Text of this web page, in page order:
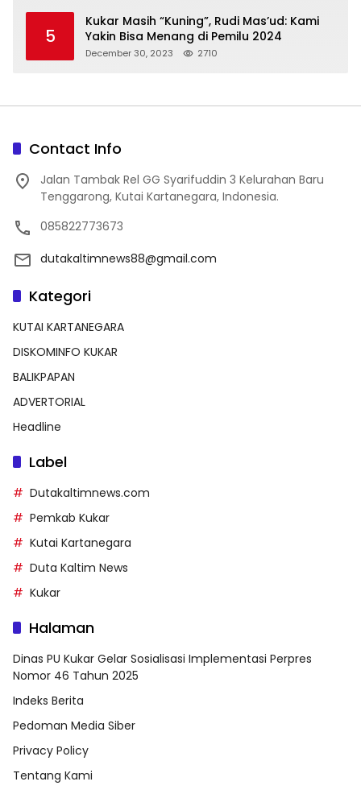
5
Kukar Masih “Kuning”, Rudi Mas’ud: Kami
Yakin Bisa Menang di Pemilu 2024
December 30, 2023 2710
Contact Info
Jalan Tambak Rel GG Syarifuddin 3 Kelurahan Baru
Tenggarong, Kutai Kartanegara, Indonesia.
085822773673
dutakaltimnews88@gmail.com
Kategori
KUTAI KARTANEGARA
DISKOMINFO KUKAR
BALIKPAPAN
ADVERTORIAL
Headline
Label
Dutakaltimnews.com
Pemkab Kukar
Kutai Kartanegara
Duta Kaltim News
Kukar
Halaman
Dinas PU Kukar Gelar Sosialisasi Implementasi Perpres
Nomor 46 Tahun 2025
Indeks Berita
Pedoman Media Siber
Privacy Policy
Tentang Kami